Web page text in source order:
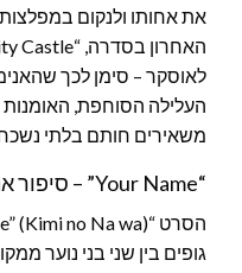
את אחותו ולנקום
לאוסקר – סימן לכך
העלילה הסוחפת, האומנות
משאירים חותם בלתי
“Your Name” – סיפור אהבה על פני הזמן והמרחב
גופים בין שני בני נוער